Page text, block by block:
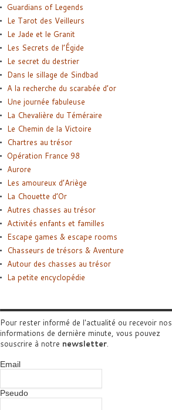
Guardians of Legends
Le Tarot des Veilleurs
Le Jade et le Granit
Les Secrets de l’Égide
Le secret du destrier
Dans le sillage de Sindbad
A la recherche du scarabée d’or
Une journée fabuleuse
La Chevalière du Téméraire
Le Chemin de la Victoire
Chartres au trésor
Opération France 98
Aurore
Les amoureux d’Ariège
La Chouette d’Or
Autres chasses au trésor
Activités enfants et familles
Escape games & escape rooms
Chasseurs de trésors & Aventure
Autour des chasses au trésor
La petite encyclopédie
Pour rester informé de l'actualité ou recevoir nos
informations de dernière minute, vous pouvez
souscrire à notre newsletter.
Email
Pseudo